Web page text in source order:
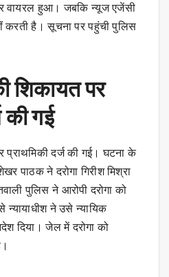
वायरल हुआ। जबकि न्यूज एजेंसी
करती है। सूचना पर पहुंची पुलिस
शिकायत पर
की गई
दर्ज की गई। घटना के
पाठक ने दरोगा गिरीश मिश्रा
पुलिस ने आरोपी दरोगा को
न्यायाधीश ने उसे न्यायिक
दिया। जेल में दरोगा को